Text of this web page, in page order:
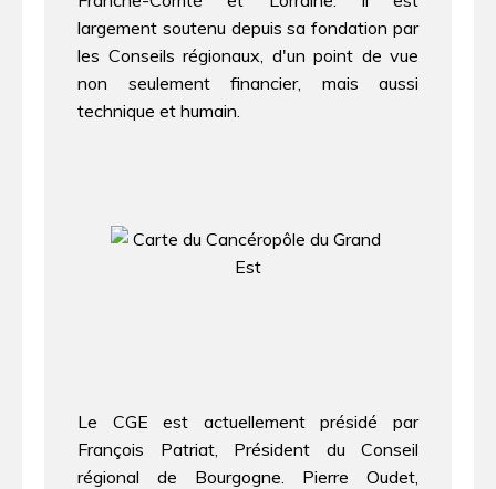
largement soutenu depuis sa fondation par
les Conseils régionaux, d'un point de vue
non seulement financier, mais aussi
technique et humain.
Le CGE est actuellement présidé par
François Patriat, Président du Conseil
régional de Bourgogne. Pierre Oudet,